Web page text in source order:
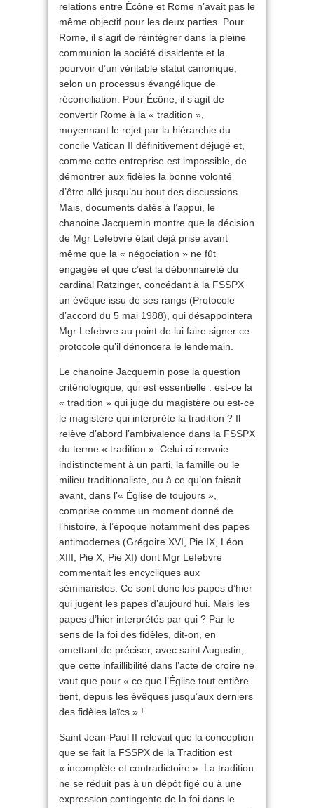
relations entre Écône et Rome n’avait pas le
même objectif pour les deux parties. Pour
Rome, il s’agit de réintégrer dans la pleine
communion la société dissidente et la
pourvoir d’un véritable statut canonique,
selon un processus évangélique de
réconciliation. Pour Écône, il s’agit de
convertir Rome à la « tradition »,
moyennant le rejet par la hiérarchie du
concile Vatican II définitivement déjugé et,
comme cette entreprise est impossible, de
démontrer aux fidèles la bonne volonté
d’être allé jusqu’au bout des discussions.
Mais, documents datés à l’appui, le
chanoine Jacquemin montre que la décision
de Mgr Lefebvre était déjà prise avant
même que la « négociation » ne fût
engagée et que c’est la débonnaireté du
cardinal Ratzinger, concédant à la FSSPX
un évêque issu de ses rangs (Protocole
d’accord du 5 mai 1988), qui désappointera
Mgr Lefebvre au point de lui faire signer ce
protocole qu’il dénoncera le lendemain.
Le chanoine Jacquemin pose la question
critériologique, qui est essentielle : est-ce la
« tradition » qui juge du magistère ou est-ce
le magistère qui interprète la tradition ? Il
relève d’abord l’ambivalence dans la FSSPX
du terme « tradition ». Celui-ci renvoie
indistinctement à un parti, la famille ou le
milieu traditionaliste, ou à ce qu’on faisait
avant, dans l’« Église de toujours »,
comprise comme un moment donné de
l’histoire, à l’époque notamment des papes
antimodernes (Grégoire XVI, Pie IX, Léon
XIII, Pie X, Pie XI) dont Mgr Lefebvre
commentait les encycliques aux
séminaristes. Ce sont donc les papes d’hier
qui jugent les papes d’aujourd’hui. Mais les
papes d’hier interprétés par qui ? Par le
sens de la foi des fidèles, dit-on, en
omettant de préciser, avec saint Augustin,
que cette infaillibilité dans l’acte de croire ne
vaut que pour « ce que l’Église tout entière
tient, depuis les évêques jusqu’aux derniers
des fidèles laïcs » !
Saint Jean-Paul II relevait que la conception
que se fait la FSSPX de la Tradition est
« incomplète et contradictoire ». La tradition
ne se réduit pas à un dépôt figé ou à une
expression contingente de la foi dans le